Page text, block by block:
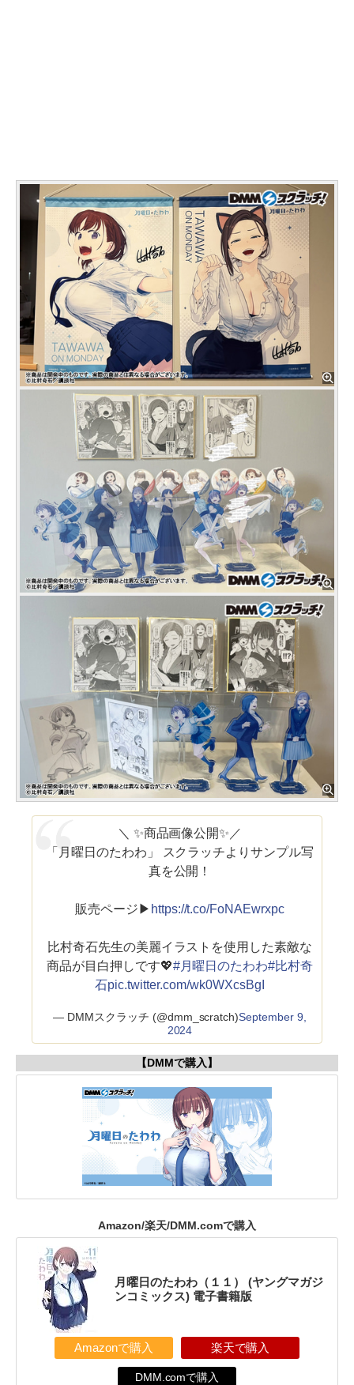
＼ ✨商品画像公開✨／
「月曜日のたわわ」 スクラッチよりサンプル写
真を公開！
販売ページ▶ https://t.co/FoNAEwrxpc
比村奇石先生の美麗イラストを使用した素敵な
商品が目白押しです💖#月曜日のたわわ#比村奇
石pic.twitter.com/wk0WXcsBgI
— DMMスクラッチ (@dmm_scratch)September 9,
2024
【DMMで購入】
Amazon/楽天/DMM.comで購入
月曜日のたわわ（１１） (ヤングマガジ
ンコミックス) 電子書籍版
Amazonで購入 楽天で購入
DMM.comで購入